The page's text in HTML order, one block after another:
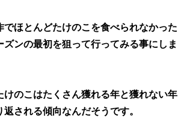
でほとんどたけのこを食べられなかった
ズンの最初を狙って行ってみる事にしま
けのこはたくさん獲れる年と獲れない年
される傾向なんだそうです。